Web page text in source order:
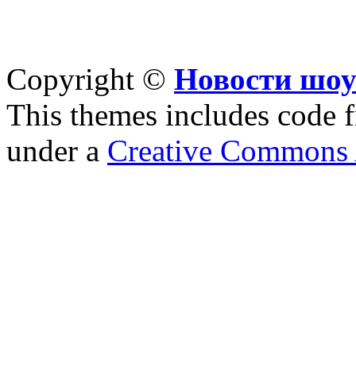
Copyright © Новости
This themes includes code
under a Creative